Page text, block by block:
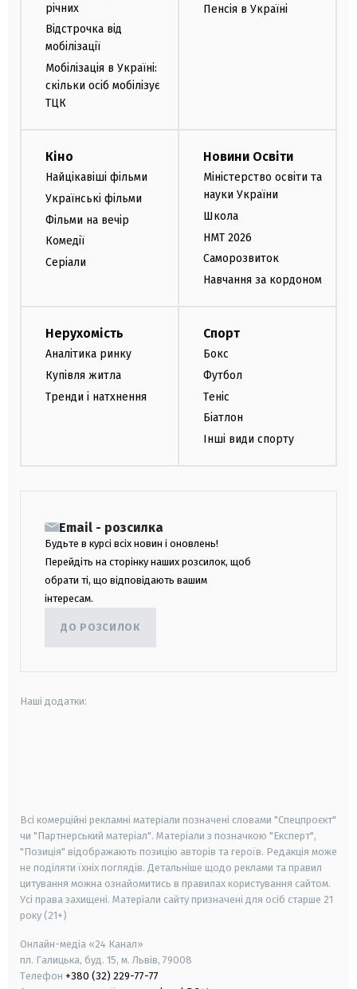
річних
Відстрочка від
мобілізації
Мобілізація в Україні:
скільки осіб мобілізує
ТЦК
Пенсія в Україні
Кіно
Найцікавіші фільми
Українські фільми
Фільми на вечір
Комедії
Серіали
Новини Освіти
Міністерство освіти та
науки України
Школа
НМТ 2026
Саморозвиток
Навчання за кордоном
Нерухомість
Аналітика ринку
Купівля житла
Тренди і натхнення
Спорт
Бокс
Футбол
Теніс
Біатлон
Інші види спорту
Email - розсилка
Будьте в курсі всіх новин і оновлень!
Перейдіть на сторінку наших розсилок, щоб
обрати ті, що відповідають вашим
інтересам.
ДО РОЗСИЛОК
Наші додатки:
Всі комерційні рекламні матеріали позначені словами "Спецпроєкт"
чи "Партнерський матеріал". Матеріали з позначкою "Експерт",
"Позиція" відображають позицію авторів та героїв. Редакція може
не поділяти їхніх поглядів. Детальніше щодо реклами та правил
цитування можна ознайомитись в правилах користування сайтом.
Усі права захищені. Матеріали сайту призначені для осіб старше 21
року (21+)
Онлайн-медіа «24 Канал»
пл. Галицька, буд. 15, м. Львів, 79008
Телефон +380 (32) 229-77-77